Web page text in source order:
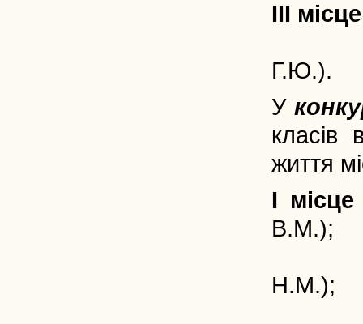
III місце
Г.Ю.).
У
класів
життя
I місце
В.М.);
Н.М.);